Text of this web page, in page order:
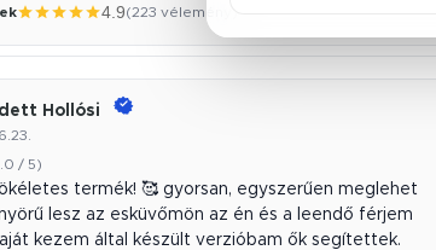
4.9(223 vélemény)
Hollósi
/ 5)
termék! 🥰 gyorsan, egyszerűen meglehet
lesz az esküvőmön az én és a leendő férjem
kezem által készült verzióbam ők segítettek.